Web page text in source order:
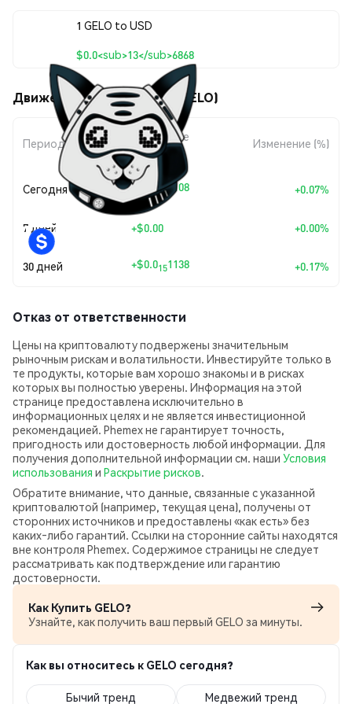
1 GELO to USD
$0.0<sub>13</sub>6868
Движения цены Grok Elo (GELO)
Период
Изменение
суммы
Изменение (%)
Сегодня + $0.0165108 +0.07%
7 дней +$0.00 +0.00%
30 дней +$0.0151138 +0.17%
Отказ от ответственности
Цены на криптовалюту подвержены значительным
рыночным рискам и волатильности. Инвестируйте только в
те продукты, которые вам хорошо знакомы и в рисках
которых вы полностью уверены. Информация на этой
странице предоставлена исключительно в
информационных целях и не является инвестиционной
рекомендацией. Phemex не гарантирует точность,
пригодность или достоверность любой информации. Для
получения дополнительной информации см. наши Условия
использования и Раскрытие рисков.
Обратите внимание, что данные, связанные с указанной
криптовалютой (например, текущая цена), получены от
сторонних источников и предоставлены «как есть» без
каких‑либо гарантий. Ссылки на сторонние сайты находятся
вне контроля Phemex. Содержимое страницы не следует
рассматривать как подтверждение или гарантию
достоверности.
Как Купить GELO?
Узнайте, как получить ваш первый GELO за минуты.
Как вы относитесь к GELO сегодня?
Бычий тренд Медвежий тренд